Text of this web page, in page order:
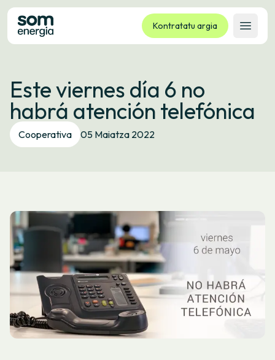
Kontratatu argia
Ireki
Tarifak
Zerbitzuak
Enpresak
Kooperatiba
Hizkuntza: ES EU
Este viernes día 6 no
habrá atención telefónica
Cooperativa 05 Maiatza 2022